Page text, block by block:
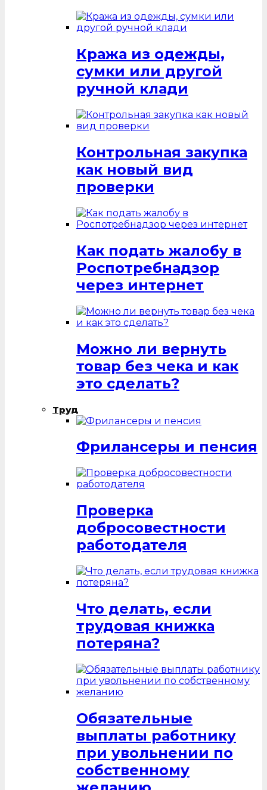
Кража из одежды,
сумки или другой
ручной клади
Контрольная закупка
как новый вид
проверки
Как подать жалобу в
Роспотребнадзор
через интернет
Можно ли вернуть
товар без чека и как
это сделать?
Труд
Фрилансеры и пенсия
Проверка
добросовестности
работодателя
Что делать, если
трудовая книжка
потеряна?
Обязательные
выплаты работнику
при увольнении по
собственному